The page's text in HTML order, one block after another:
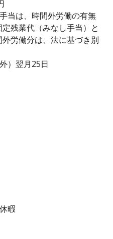
当は、時間外労働の有無
残業代（みなし手当）と
労働分は、法に基づき別
）翌月25日
暇